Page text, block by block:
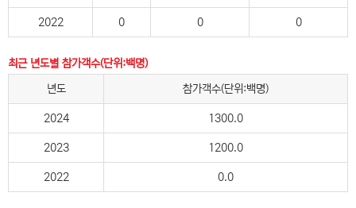
2022 0 0 0
최근 년도별 참가객수(단위:백명)
년도
참가객수(단위:백명)
2024 1300.0
2023 1200.0
2022 0.0